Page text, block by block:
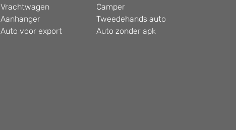
Vrachtwagen
Camper
Aanhanger
Tweedehands auto
Auto voor export
Auto zonder apk